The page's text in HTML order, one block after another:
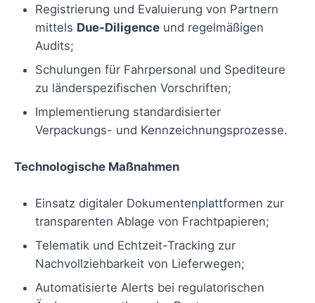
Registrierung und Evaluierung von Partnern
mittels Due-Diligence und regelmäßigen
Audits;
Schulungen für Fahrpersonal und Spediteure
zu länderspezifischen Vorschriften;
Implementierung standardisierter
Verpackungs- und Kennzeichnungsprozesse.
Technologische Maßnahmen
Einsatz digitaler Dokumentenplattformen zur
transparenten Ablage von Frachtpapieren;
Telematik und Echtzeit-Tracking zur
Nachvollziehbarkeit von Lieferwegen;
Automatisierte Alerts bei regulatorischen